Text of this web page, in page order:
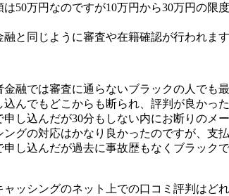
50万円なのですが10万円から30万円の
融と同じように審査や在籍確認が行われ
金融では審査に通らないブラックの人で
込んでもどこからも断られ、評判が良か
申し込んだが30分もしない内にお断りの
ングの対応はかなり良かったのですが、
申し込んだが過去に事故歴もなくブラッ
ッシングのネット上での口コミ評判は